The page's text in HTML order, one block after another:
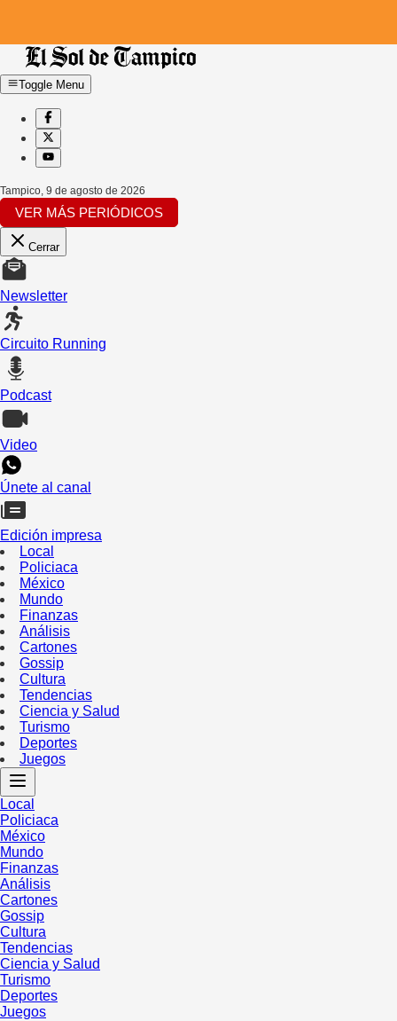
Toggle Menu
Tampico, 9 de agosto de 2026
VER MÁS PERIÓDICOS
Cerrar
Newsletter
Circuito Running
Podcast
Video
Únete al canal
Edición impresa
Local
Policiaca
México
Mundo
Finanzas
Análisis
Cartones
Gossip
Cultura
Tendencias
Ciencia y Salud
Turismo
Deportes
Juegos
Local
Policiaca
México
Mundo
Finanzas
Análisis
Cartones
Gossip
Cultura
Tendencias
Ciencia y Salud
Turismo
Deportes
Juegos